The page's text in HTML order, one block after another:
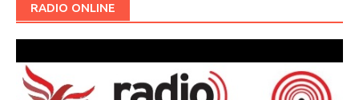
RADIO ONLINE